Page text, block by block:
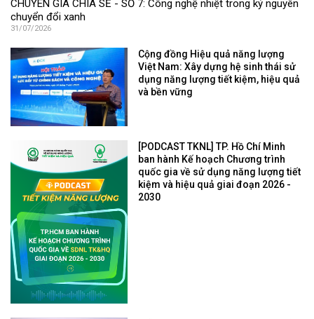
CHUYÊN GIA CHIA SẺ - SỐ 7: Công nghệ nhiệt trong kỷ nguyên
chuyển đổi xanh
31/07/2026
Cộng đồng Hiệu quả năng lượng
Việt Nam: Xây dựng hệ sinh thái sử
dụng năng lượng tiết kiệm, hiệu quả
và bền vững
[PODCAST TKNL] TP. Hồ Chí Minh
ban hành Kế hoạch Chương trình
quốc gia về sử dụng năng lượng tiết
kiệm và hiệu quả giai đoạn 2026 -
2030